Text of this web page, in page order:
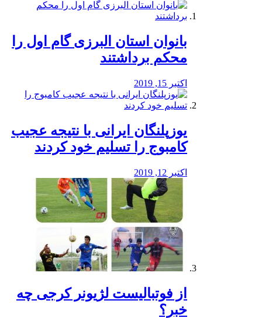
بانوان استان البرزی گام اول را
محكم برداشتند
اکتبر 15, 2019
یوزپلنگان ایرانی با نتیجه عجیب
کامبوج را تسلیم خود کردند
اکتبر 12, 2019
از فوتبالیست لژیونر کرجی چه
خبر؟